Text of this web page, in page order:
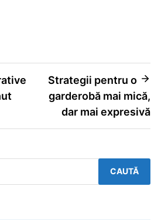
Strategii pentru o
garderobă mai mică,
dar mai expresivă